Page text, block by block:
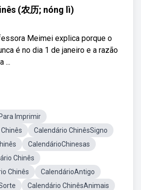
(农历; nóng lì)
Meimei explica porque o
é no dia 1 de janeiro e a razão
...
Imprimir
Calendário ChinêsSigno
CalendárioChinesas
Chinês
Chinês
CalendárioAntigo
Calendário ChinêsAnimais